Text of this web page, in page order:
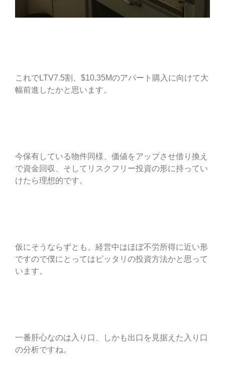
これでLTV7.5割、$10.35Mのアパート購入に向けて大
幅前進したかと思います。
今保有している物件同様、価値をアップさせ借り換え
で資金回収、そしてリスクフリー投資の形に持ってい
けたら理想的です。
仮にそうならずとも、経営中はほぼ不労所得に近い形
ですので僕にとってはピッタリの投資方法かと思って
います。
一番肝心なのは入り口、しかも出口を見据えた入り口
の分析ですね。